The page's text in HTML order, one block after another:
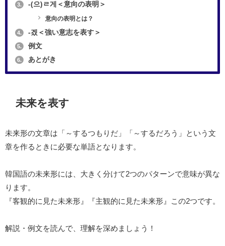
3. -(으)ㄹ게＜意向の表明＞
意向の表明とは？
4. -겠＜強い意志を表す＞
5. 例文
6. あとがき
未来を表す
未来形の文章は「～するつもりだ」「～するだろう」という文
章を作るときに必要な単語となります。
韓国語の未来形には、大きく分けて2つのパターンで意味が異な
ります。
『客観的に見た未来形』『主観的に見た未来形』この2つです。
解説・例文を読んで、理解を深めましょう！